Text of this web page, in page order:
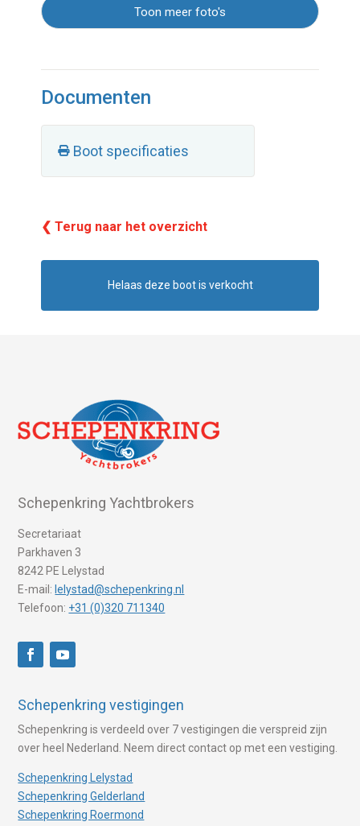
Toon meer foto's
Documenten
Boot specificaties
❮ Terug naar het overzicht
Helaas deze boot is verkocht
Schepenkring Yachtbrokers
Secretariaat
Parkhaven 3
8242 PE Lelystad
E-mail: lelystad@schepenkring.nl
Telefoon: +31 (0)320 711340
Schepenkring vestigingen
Schepenkring is verdeeld over 7 vestigingen die verspreid zijn
over heel Nederland. Neem direct contact op met een vestiging.
Schepenkring Lelystad
Schepenkring Gelderland
Schepenkring Roermond